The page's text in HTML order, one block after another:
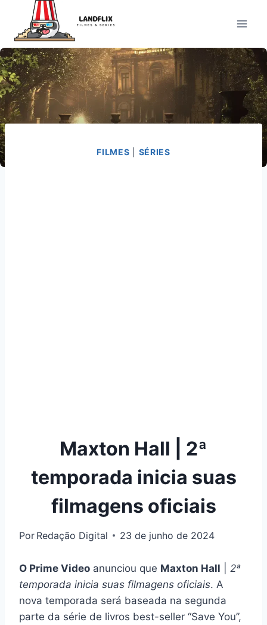
Conteúdo
FILMES SÉRIES
Maxton Hall | 2ª
temporada inicia suas
filmagens oficiais
Por Redação Digital 23 de junho de 2024
O Prime Video anunciou que Maxton Hall
2ª
temporada inicia suas filmagens oficiais. A
nova temporada será baseada na segunda
parte da série de livros best-seller “Save You”,